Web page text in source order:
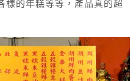
樣的年糕等等，產品真的超